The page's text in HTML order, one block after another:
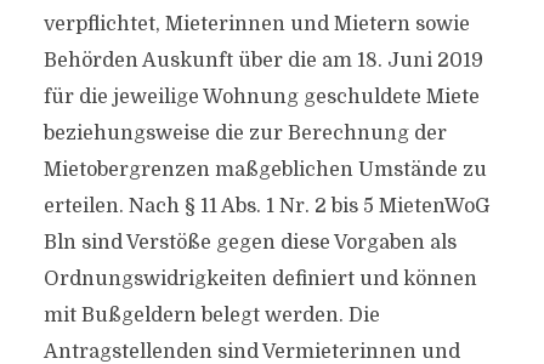
verpflichtet, Mieterinnen und Mietern sowie
Behörden Auskunft über die am 18. Juni 2019
für die jeweilige Wohnung geschuldete Miete
beziehungsweise die zur Berechnung der
Mietobergrenzen maßgeblichen Umstände zu
erteilen. Nach § 11 Abs. 1 Nr. 2 bis 5 MietenWoG
Bln sind Verstöße gegen diese Vorgaben als
Ordnungswidrigkeiten definiert und können
mit Bußgeldern belegt werden. Die
Antragstellenden sind Vermieterinnen und